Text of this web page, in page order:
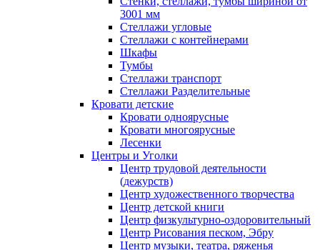
3001 мм
Стеллажи угловые
Стеллажи с контейнерами
Шкафы
Тумбы
Стеллажи транспорт
Стеллажи Разделительные
Кровати детские
Кровати одноярусные
Кровати многоярусные
Лесенки
Центры и Уголки
Центр трудовой деятельности
(дежурств)
Центр художественного творчества
Центр детской книги
Центр физкультурно-оздоровительный
Центр Рисования песком, Эбру
Центр музыки, театра, ряженья